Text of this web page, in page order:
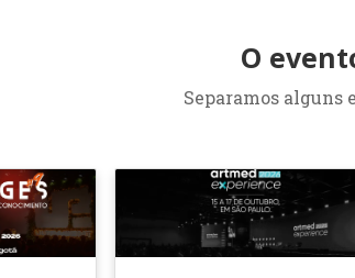
O
Separamos alguns